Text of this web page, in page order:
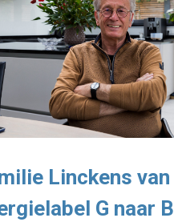
Linckens van
G naar B